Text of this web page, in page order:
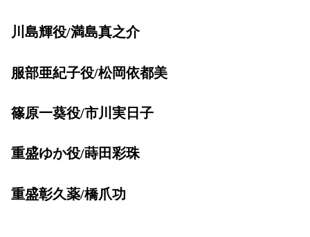
川島輝役/満島真之介
服部亜紀子役/松岡依都美
篠原一葵役/市川実日子
重盛ゆか役/蒔田彩珠
重盛彰久薬/橋爪功